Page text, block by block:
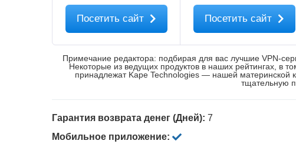
Посетить сайт Посетить сайт
Примечание редактора: подбирая для вас лучшие VPN-
Некоторые из ведущих продуктов в наших рейтингах, в
принадлежат Kape Technologies — нашей
тщательную
Гарантия возврата денег (Дней): 7
Мобильное приложение: